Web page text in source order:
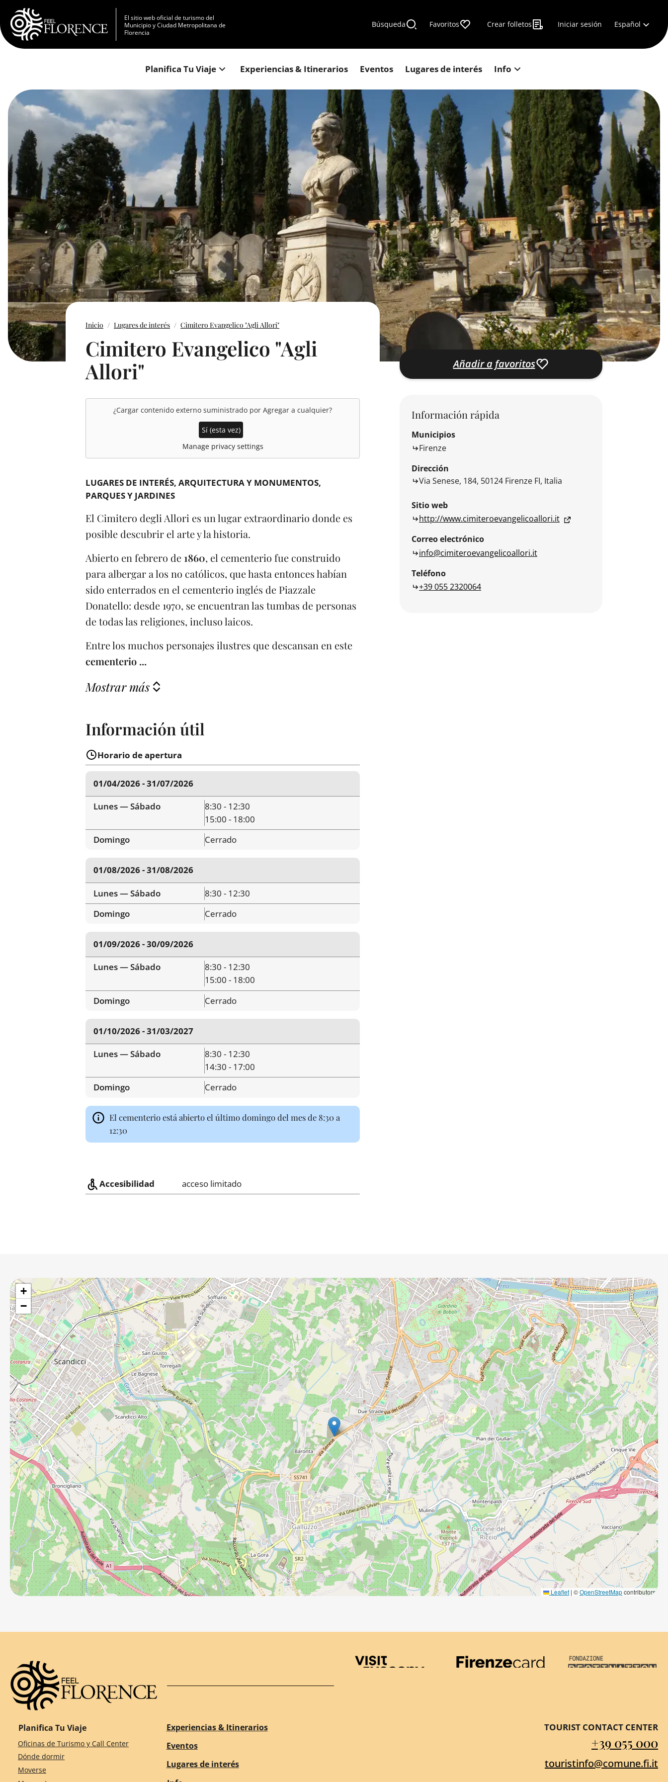
Pasar al contenido principal
El sitio web oficial de turismo del
Municipio y Ciudad Metropolitana de
Florencia
Búsqueda Favoritos Crear folletos Iniciar sesión Español
Planifica Tu Viaje Experiencias & Itinerarios Eventos Lugares de interés Info
Inicio Lugares de interés Cimitero Evangelico "Agli Allori"
Cimitero Evangelico "Agli
Allori"
¿Cargar contenido externo suministrado por Agregar a cualquier?
Sí (esta vez)
Manage privacy settings
LUGARES DE INTERÉS ARQUITECTURA Y MONUMENTOS
PARQUES Y JARDINES
El Cimitero degli Allori es un lugar extraordinario donde es
posible descubrir el arte y la historia.
Abierto en febrero de 1860, el cementerio fue construido
para albergar a los no católicos, que hasta entonces habían
sido enterrados en el cementerio inglés de Piazzale
Donatello: desde 1970, se encuentran las tumbas de personas
de todas las religiones, incluso laicos.
Entre los muchos personajes ilustres que descansan en este
cementerio ...
Mostrar más
Información útil
Horario de apertura
01/04/2026 - 31/07/2026
Lunes — Sábado
8:30 - 12:30
15:00 - 18:00
Domingo
Cerrado
01/08/2026 - 31/08/2026
Lunes — Sábado
8:30 - 12:30
Domingo
Cerrado
01/09/2026 - 30/09/2026
Lunes — Sábado
8:30 - 12:30
15:00 - 18:00
Domingo
Cerrado
01/10/2026 - 31/03/2027
Lunes — Sábado
8:30 - 12:30
14:30 - 17:00
Domingo
Cerrado
El cementerio está abierto el último domingo del mes de 8:30 a
12:30
Accesibilidad acceso limitado
Añadir a favoritos
Información rápida
Municipios
Firenze
Dirección
Via Senese, 184, 50124 Firenze FI, Italia
Sitio web
http://www.cimiteroevangelicoallori.it
Correo electrónico
info@cimiteroevangelicoallori.it
Teléfono
+39 055 2320064
+
−
Leaflet | ©OpenStreetMapcontributors
Visit Tuscany Firenze Card Destination
Planifica Tu Viaje
Oficinas de Turismo y Call Center
Dónde dormir
Moverse
Experiencias & Itinerarios
Eventos
Lugares de interés
TOURIST CONTACT CENTER
+39 055 000
touristinfo@comune.fi.it